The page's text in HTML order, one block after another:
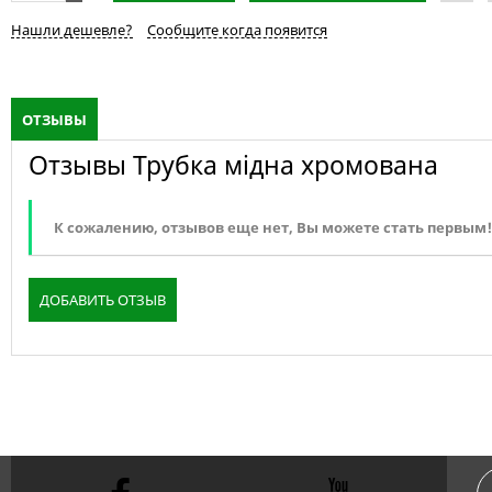
Нашли дешевле?
Сообщите когда появится
ОТЗЫВЫ
Отзывы Трубка мідна хромована
К сожалению, отзывов еще нет, Вы можете стать первым!
ДОБАВИТЬ ОТЗЫВ